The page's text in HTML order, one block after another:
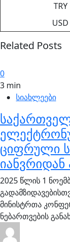
TRY
USD
Related Posts
0
3 min
სიახლეები
ციფრული
2025 წლის 1
მინისტრთა
ნებართვების